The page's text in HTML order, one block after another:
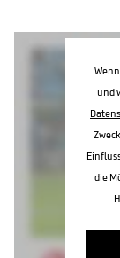
und
die